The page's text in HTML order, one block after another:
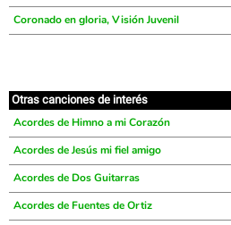
Coronado en gloria, Visión Juvenil
Otras canciones de interés
Acordes de Himno a mi Corazón
Acordes de Jesús mi fiel amigo
Acordes de Dos Guitarras
Acordes de Fuentes de Ortiz